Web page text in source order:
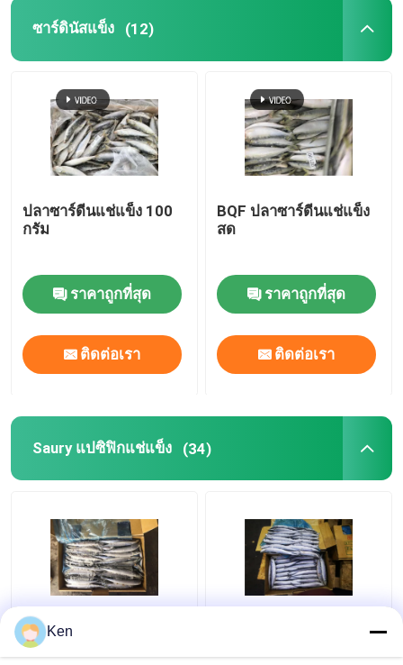
ซาร์ดินัสแข็ง (12)
ปลาซาร์ดีนแช่แข็ง 100
กรัม
ราคาถูกที่สุด
ติดต่อเรา
BQF ปลาซาร์ดีนแช่แข็ง
สด
ราคาถูกที่สุด
ติดต่อเรา
Saury แปซิฟิกแช่แข็ง (34)
# 4 Frozen Pacific
Saury
Ken